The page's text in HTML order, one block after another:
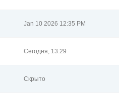
Jan 10 2026 12:35 PM
Сегодня, 13:29
Скрыто